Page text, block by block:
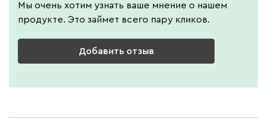
Мы очень хотим узнать ваше мнение о нашем
продукте. Это займет всего пару кликов.
Добавить отзыв